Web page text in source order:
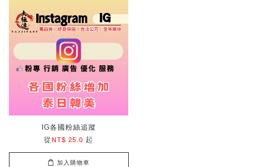
IG各國粉絲追蹤
從NT$ 25.0 起
加入購物車